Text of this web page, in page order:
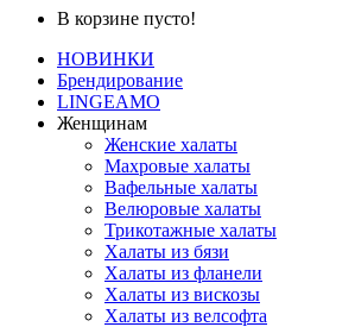
В корзине пусто!
НОВИНКИ
Брендирование
LINGEAMO
Женщинам
Женские халаты
Махровые халаты
Вафельные халаты
Велюровые халаты
Трикотажные халаты
Халаты из бязи
Халаты из фланели
Халаты из вискозы
Халаты из велсофта